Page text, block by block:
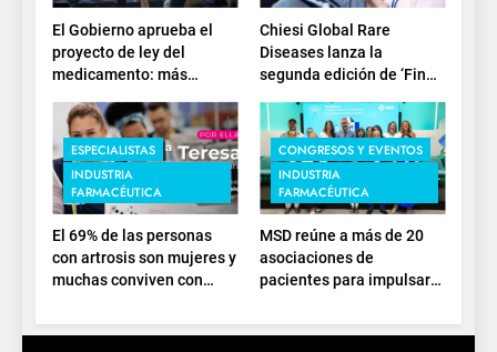
El Gobierno aprueba el
proyecto de ley del
medicamento: más
sostenibilidad, autonomía
estratégica y
modernización para el
SNS
Chiesi Global Rare
Diseases lanza la
segunda edición de ‘Find
For Rare’ para impulsar la
investigación en
enfermedades de
depósito lisosomal
ESPECIALISTAS
INDUSTRIA
FARMACÉUTICA
El 69% de las personas
con artrosis son mujeres y
muchas conviven con
los 50, en plena etapa
CONGRESOS Y EVENTOS
INDUSTRIA
FARMACÉUTICA
MSD reúne a más de 20
asociaciones de
pacientes para impulsar
presente y el futuro del